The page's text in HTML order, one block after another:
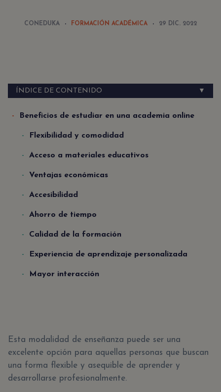
CONEDUKA FORMACIÓN ACADÉMICA 29 DIC. 2022
ÍNDICE DE CONTENIDO ▼
Beneficios de estudiar en una academia online
Flexibilidad y comodidad
Acceso a materiales educativos
Ventajas económicas
Accesibilidad
Ahorro de tiempo
Calidad de la formación
Experiencia de aprendizaje personalizada
Mayor interacción
Esta modalidad de enseñanza puede ser una
excelente opción para aquellas personas que buscan
una forma flexible y asequible de aprender y
desarrollarse profesionalmente.